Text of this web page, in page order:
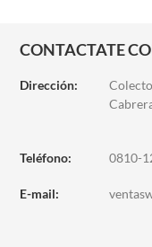
CONTACTATE
Dirección:
Teléfono: 0810-
E-mail: